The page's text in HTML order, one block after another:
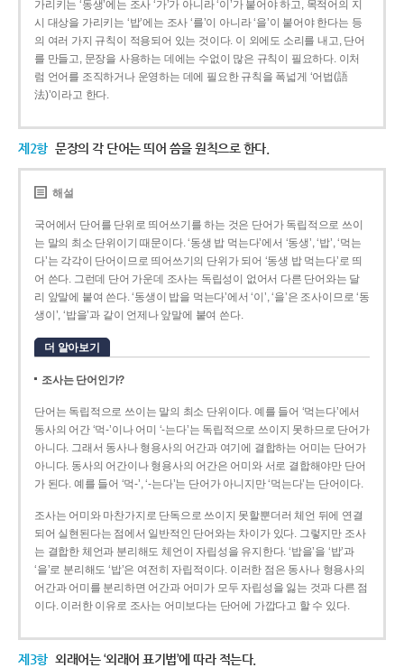
가리키는 ‘동생’에는 조사 ‘가’가 아니라 ‘이’가 붙어야 하고, 목적어의 지
시 대상을 가리키는 ‘밥’에는 조사 ‘를’이 아니라 ‘을’이 붙어야 한다는 등
의 여러 가지 규칙이 적용되어 있는 것이다. 이 외에도 소리를 내고, 단어
를 만들고, 문장을 사용하는 데에는 수없이 많은 규칙이 필요하다. 이처
럼 언어를 조직하거나 운영하는 데에 필요한 규칙을 폭넓게 ‘어법(語
法)’이라고 한다.
제2항 문장의 각 단어는 띄어 씀을 원칙으로 한다.
해설
국어에서 단어를 단위로 띄어쓰기를 하는 것은 단어가 독립적으로 쓰이
는 말의 최소 단위이기 때문이다. ‘동생 밥 먹는다’에서 ‘동생’, ‘밥’, ‘먹는
다’는 각각이 단어이므로 띄어쓰기의 단위가 되어 ‘동생 밥 먹는다’로 띄
어 쓴다. 그런데 단어 가운데 조사는 독립성이 없어서 다른 단어와는 달
리 앞말에 붙여 쓴다. ‘동생이 밥을 먹는다’에서 ‘이’, ‘을’은 조사이므로 ‘동
생이’, ‘밥을’과 같이 언제나 앞말에 붙여 쓴다.
더 알아보기
조사는 단어인가?
단어는 독립적으로 쓰이는 말의 최소 단위이다. 예를 들어 ‘먹는다’에서
동사의 어간 ‘먹-­’이나 어미 ‘­-는다’는 독립적으로 쓰이지 못하므로 단어가
아니다. 그래서 동사나 형용사의 어간과 여기에 결합하는 어미는 단어가
아니다. 동사의 어간이나 형용사의 어간은 어미와 서로 결합해야만 단어
가 된다. 예를 들어 ‘먹-’, ‘-는다’는 단어가 아니지만 ‘먹는다’는 단어이다.
조사는 어미와 마찬가지로 단독으로 쓰이지 못할뿐더러 체언 뒤에 연결
되어 실현된다는 점에서 일반적인 단어와는 차이가 있다. 그렇지만 조사
는 결합한 체언과 분리해도 체언이 자립성을 유지한다. ‘밥을’을 ‘밥’과
‘을’로 분리해도 ‘밥’은 여전히 자립적이다. 이러한 점은 동사나 형용사의
어간과 어미를 분리하면 어간과 어미가 모두 자립성을 잃는 것과 다른 점
이다. 이러한 이유로 조사는 어미보다는 단어에 가깝다고 할 수 있다.
제3항 외래어는 ‘외래어 표기법’에 따라 적는다.